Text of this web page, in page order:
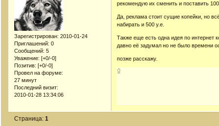
Зарегистрирован: 2010-01-24
Приглашений: 0
Сообщений: 5
Уважение: [+0/-0]
Позитив: [+0/-0]
Провел на форуме:
27 минут
Последний визит:
2010-01-28 13:34:06
рекомендую их сменить и поставить
Да, реклама стоит сущие копейки, но
набирать и 500 у.е.
Также еще есть одна идея по интернет
давно её задумал но не было времени
позже расскажу.
0
Страница:1